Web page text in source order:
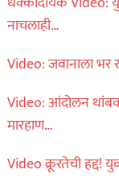
नाचलाही…
Video: जवानाला भर
Video: आंदोलन
मारहाण…
Video क्रूरतेची हद्द!